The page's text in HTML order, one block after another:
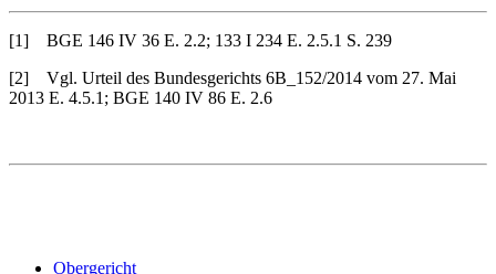
[1] BGE 146 IV 36 E. 2.2; 133 I 234 E. 2.5.1 S. 239
[2] Vgl. Urteil des Bundesgerichts 6B_152/2014 vom 27. Mai
2013 E. 4.5.1; BGE 140 IV 86 E. 2.6
Obergericht